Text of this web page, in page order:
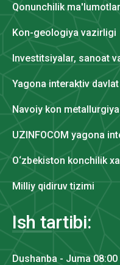
Qonunchilik
Kon-geologiya vazirligi
Investitsiyalar, sanoat
Yagona interaktiv
Navoiy kon
UZINFOCOM yagona
O‘zbekiston konchilik
Milliy qidiruv tizimi
Ish tartibi:
Dushanba - Juma 08:00